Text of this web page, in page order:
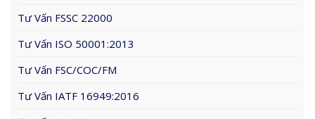
Tư Vấn FSSC 22000
Tư Vấn ISO 50001:2013
Tư Vấn FSC/COC/FM
Tư Vấn IATF 16949:2016